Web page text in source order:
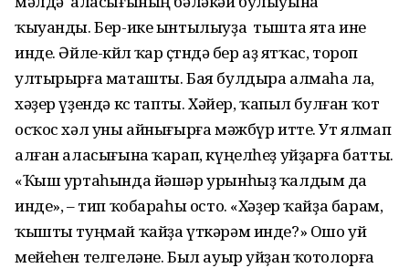
ҡыуанды. Бер-ике ынтылыуҙа тышта ята ине
инде. Әйле-көйлө ҡар өҫтөндә бер аҙ ятҡас, тороп
ултырырға маташты. Бая булдыра алмаһа ла,
хәҙер үҙендә көс тапты. Хәйер, ҡапыл булған ҡот
осҡос хәл уны айнығырға мәжбүр итте. Ут ялмап
алған аласығына ҡарап, күңелһеҙ уйҙарға батты.
«Ҡыш уртаһында йәшәр урынһыҙ ҡалдым да
инде», – тип ҡобараһы осто. «Хәҙер ҡайҙа барам,
ҡышты туңмай ҡайҙа үткәрәм инде?» Ошо уй
мейеһен телгеләне. Был ауыр уйҙан ҡотолорға